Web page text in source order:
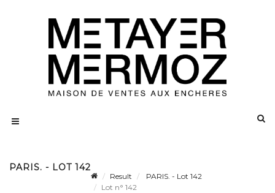
PARIS. - LOT 142
Result
PARIS. - Lot 142
Lot n° 142